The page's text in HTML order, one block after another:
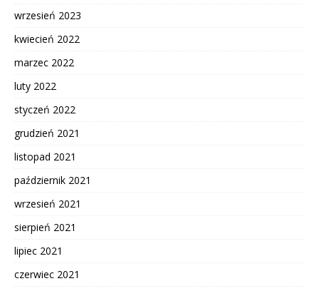
wrzesień 2023
kwiecień 2022
marzec 2022
luty 2022
styczeń 2022
grudzień 2021
listopad 2021
październik 2021
wrzesień 2021
sierpień 2021
lipiec 2021
czerwiec 2021